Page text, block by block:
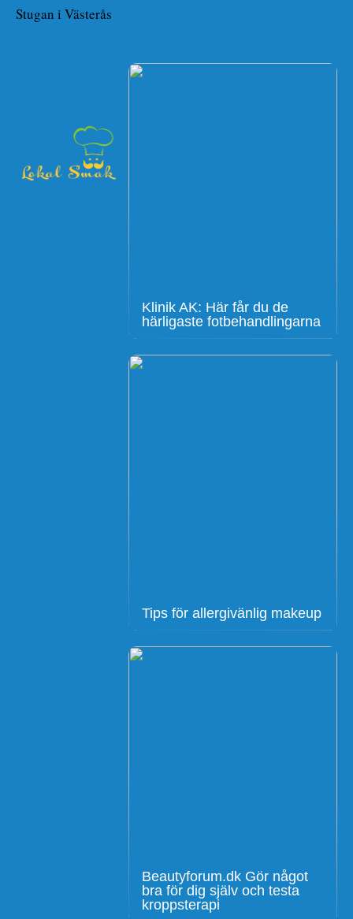
Stugan i Västerås
Klinik AK: Här får du de
härligaste fotbehandlingarna
Tips för allergivänlig makeup
Beautyforum.dk Gör något
bra för dig själv och testa
kroppsterapi